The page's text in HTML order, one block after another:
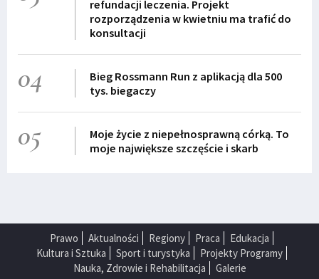
refundacji leczenia. Projekt
rozporządzenia w kwietniu ma trafić do
konsultacji
04
Bieg Rossmann Run z aplikacją dla 500
tys. biegaczy
05
Moje życie z niepełnosprawną córką. To
moje największe szczęście i skarb
Prawo Aktualności Regiony Praca
Edukacja
Kultura i Sztuka
Sport i turystyka
Projekty Programy
Nauka, Zdrowie i Rehabilitacja
Galerie